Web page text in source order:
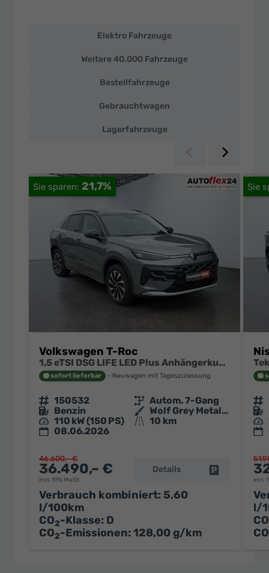
Neuwagen
Elektro Fahrzeuge
Weitere 40.000 Fahrzeuge
Bestellfahrzeuge
Gebrauchtwagen
Lagerfahrzeuge
Zurück
21,7%
Volkswagen T-Roc
1,5 eTSI DSG LIFE LED Plus Anhängerkupplung Navigation Digital Pro Sitzheizung beheiztes Lenkrad 17 Zoll Alu 5J Garantie
sofort lieferbar Neuwagen mit Tageszulassung
Fahrzeugnr. 150532 Getriebe Autom. 7-Gang
Kraftstoff Benzin Außenfarbe
Wolf Grey Metallic
Leistung 110 kW (150 PS) Kilometerstand 10 km
08.06.2026
36.490,– €
incl. 19% MwSt.
46.600,– €
Details Fahrzeug
Verbrauch kombiniert: 5,60
l/100km
CO2-Klasse: D
CO2-Emissionen: 128,00 g/km
Fahrzeugnr.
Kraftstoff
Leistung
incl.
l/
CO
CO